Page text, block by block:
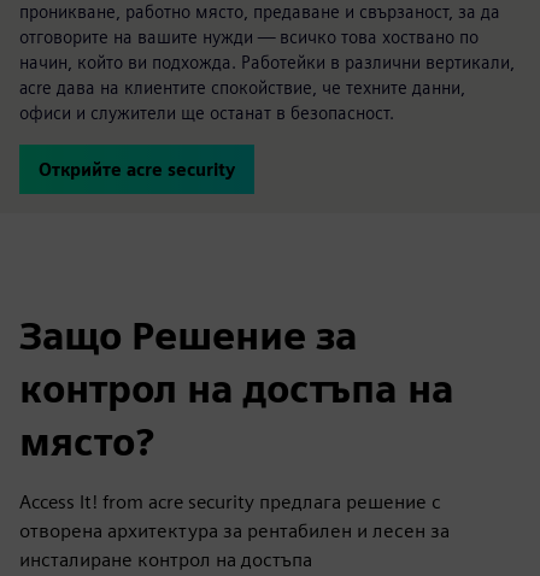
проникване, работно място, предаване и свързаност, за да
отговорите на вашите нужди — всичко това хоствано по
начин, който ви подхожда. Работейки в различни вертикали,
acre дава на клиентите спокойствие, че техните данни,
офиси и служители ще останат в безопасност.
Открийте acre security
Защо Решение за
контрол на достъпа на
място?
Access It! from acre security предлага решение с
отворена архитектура за рентабилен и лесен за
инсталиране контрол на достъпа